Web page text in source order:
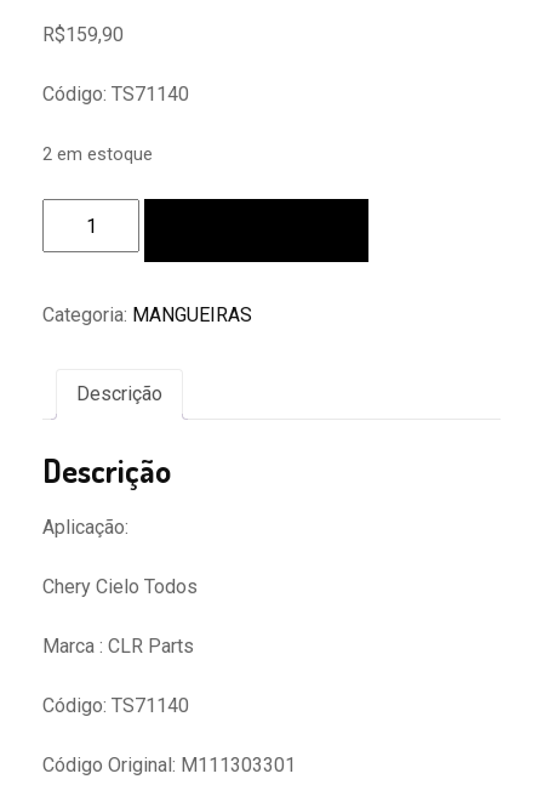
R$159,90
Código: TS71140
2 em estoque
Chery
quantidade
Categoria: MANGUEIRAS
Descrição
Descrição
Aplicação:
Chery Cielo Todos
Marca : CLR Parts
Código: TS71140
Código Original: M111303301